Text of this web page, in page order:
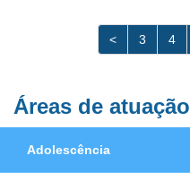
< 3 4
Áreas de atuação
Adolescência